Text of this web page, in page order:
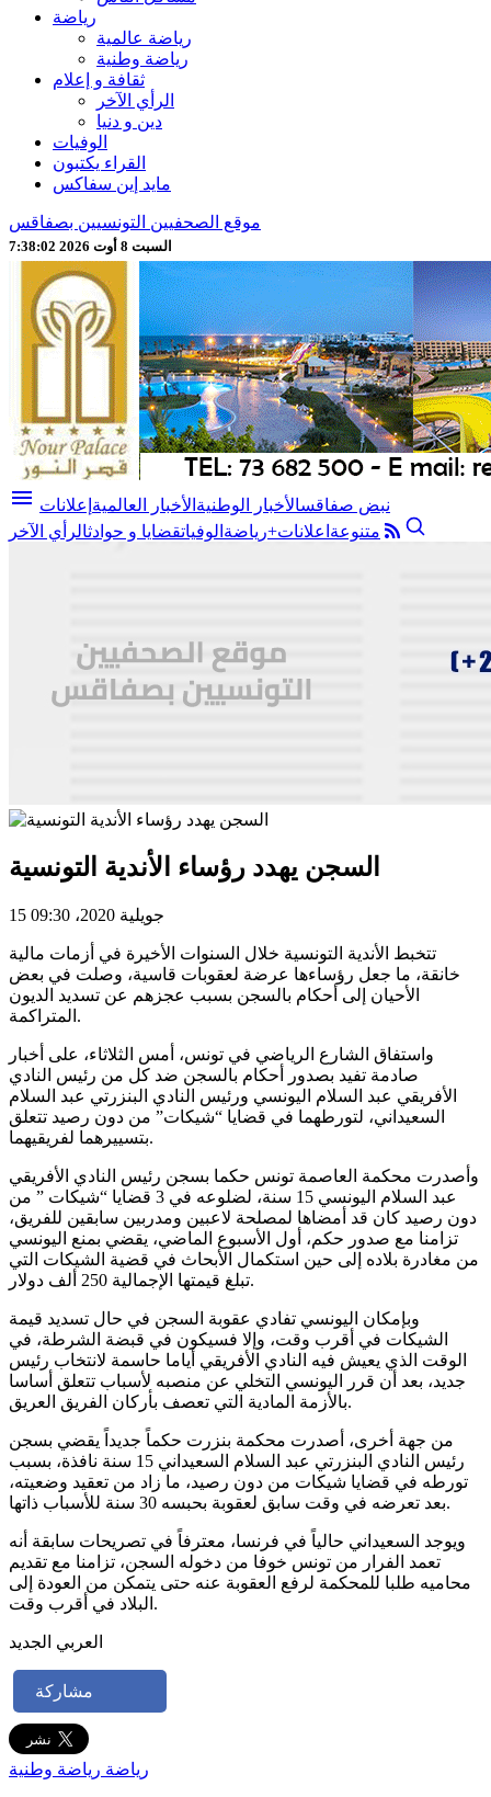
رياضة
رياضة عالمية
رياضة وطنية
ثقافة و إعلام
الرأي الآخر
دين و دنيا
الوفيات
القراء يكتبون
مايد إين سفاكس
موقع الصحفيين التونسيين بصفاقس
السبت 8 أوت 2026 7:38:04
menu نبض صفاقسالأخبار الوطنية الأخبار العالمية إعلانات
متنوعة اعلانات+رياضة الوفياتقضايا و حوادثالرأي الآخر
السجن يهدد رؤساء الأندية التونسية
15 جويلية 2020، 09:30
تتخبط الأندية التونسية خلال السنوات الأخيرة في أزمات مالية
خانقة، ما جعل رؤساءها عرضة لعقوبات قاسية، وصلت في بعض
الأحيان إلى أحكام بالسجن بسبب عجزهم عن تسديد الديون
المتراكمة.
واستفاق الشارع الرياضي في تونس، أمس الثلاثاء، على أخبار
صادمة تفيد بصدور أحكام بالسجن ضد كل من رئيس النادي
الأفريقي عبد السلام اليونسي ورئيس النادي البنزرتي عبد السلام
السعيداني، لتورطهما في قضايا “شيكات” من دون رصيد تتعلق
بتسييرهما لفريقيهما.
وأصدرت محكمة العاصمة تونس حكما بسجن رئيس النادي الأفريقي
عبد السلام اليونسي 15 سنة، لضلوعه في 3 قضايا “شيكات ” من
دون رصيد كان قد أمضاها لمصلحة لاعبين ومدربين سابقين للفريق،
تزامنا مع صدور حكم، أول الأسبوع الماضي، يقضي بمنع اليونسي
من مغادرة بلاده إلى حين استكمال الأبحاث في قضية الشيكات التي
تبلغ قيمتها الإجمالية 250 ألف دولار.
وبإمكان اليونسي تفادي عقوبة السجن في حال تسديد قيمة
الشيكات في أقرب وقت، وإلا فسيكون في قبضة الشرطة، في
الوقت الذي يعيش فيه النادي الأفريقي أياما حاسمة لانتخاب رئيس
جديد، بعد أن قرر اليونسي التخلي عن منصبه لأسباب تتعلق أساسا
بالأزمة المادية التي تعصف بأركان الفريق العريق.
من جهة أخرى، أصدرت محكمة بنزرت حكماً جديداً يقضي بسجن
رئيس النادي البنزرتي عبد السلام السعيداني 15 سنة نافذة، بسبب
تورطه في قضايا شيكات من دون رصيد، ما زاد من تعقيد وضعيته،
بعد تعرضه في وقت سابق لعقوبة بحبسه 30 سنة للأسباب ذاتها.
ويوجد السعيداني حالياً في فرنسا، معترفاً في تصريحات سابقة أنه
تعمد الفرار من تونس خوفا من دخوله السجن، تزامنا مع تقديم
محاميه طلبا للمحكمة لرفع العقوبة عنه حتى يتمكن من العودة إلى
البلاد في أقرب وقت.
العربي الجديد
مشاركة
رياضة رياضة وطنية